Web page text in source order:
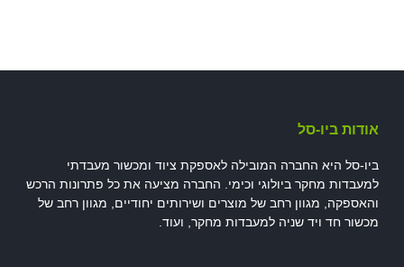
אודות ביו-סל
ביו-סל היא החברה המובילה לאספקת ציוד ומכשור מעבדתי
למעבדות מחקר ביולוגי וכימי. החברה מציעה את כל פתרונות הרכש
והאספקה, מגוון רחב של מוצרים ושירותים יחודיים, מגוון רחב של
מכשור חד ויד שניה למעבדות מחקר, ועוד.